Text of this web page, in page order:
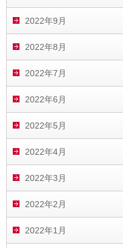
2022年9月
2022年8月
2022年7月
2022年6月
2022年5月
2022年4月
2022年3月
2022年2月
2022年1月